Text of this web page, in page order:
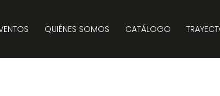
QUIÉNES SOMOS CATÁLOGO